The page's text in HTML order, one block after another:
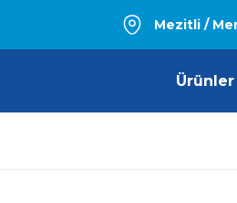
Mezitli /
Ürünler